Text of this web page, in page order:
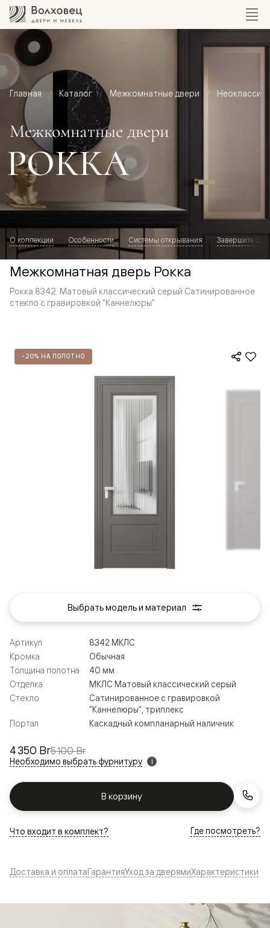
Главная Каталог Межкомнатные двери Неоклассика
Межкомнатные двери
РОККА
О коллекции Особенности Системы открывания Завершите
Межкомнатная дверь Рокка
Рокка 8342. Матовый классический серый Сатинированное
стекло с гравировкой "Каннелюры"
-20% НА ПОЛОТНО
4 350 Br5 100 Br
Необходимо выбрать фурнитуру i
В корзину
Артикул
8342 МКЛС
Кромка
Обычная
Толщина полотна
40 мм
Отделка
МКЛС Матовый классический серый
Стекло
Сатинированное с гравировкой
"Каннелюры", триплекс
Портал
Каскадный компланарный наличник
Что входит в комплект? Где посмотреть?
Выбрать модель и материал
Доставка и оплатаГарантияУход за дверямиХарактеристики